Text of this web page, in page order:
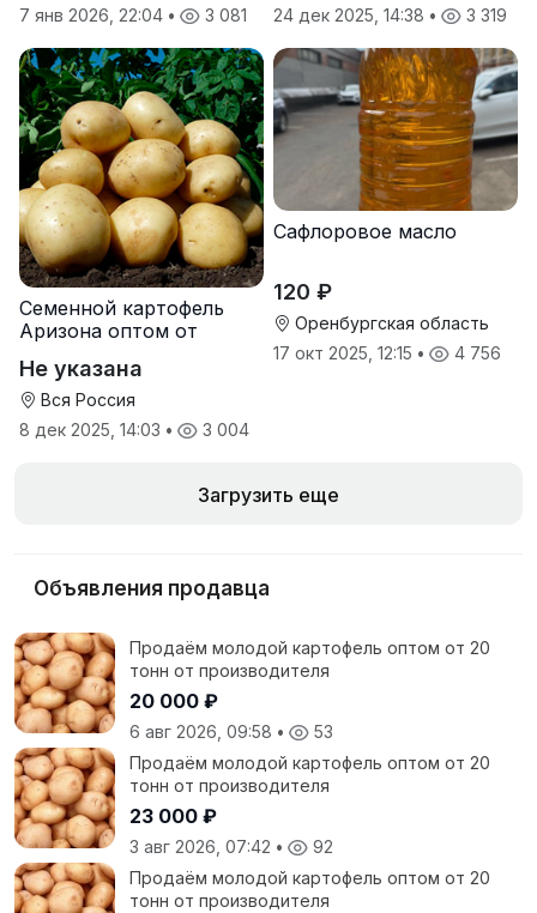
7 янв 2026, 22:04 • 3 081
24 дек 2025, 14:38 • 3 319
Семенной картофель
Аризона оптом от
Не указана
Вся Россия
8 дек 2025, 14:03 • 3 004
Сафлоровое масло
120 ₽
Оренбургская область
17 окт 2025, 12:15 • 4 756
Загрузить еще
Объявления продавца
Продаём молодой картофель оптом от 20
тонн от производителя
20 000 ₽
6 авг 2026, 09:58 •
53
Продаём молодой картофель оптом от 20
тонн от производителя
23 000 ₽
3 авг 2026, 07:42 •
92
Продаём молодой картофель оптом от 20
тонн от производителя